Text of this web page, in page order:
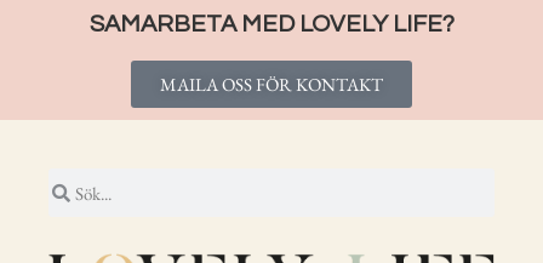
SAMARBETA MED LOVELY LIFE?
MAILA OSS FÖR KONTAKT